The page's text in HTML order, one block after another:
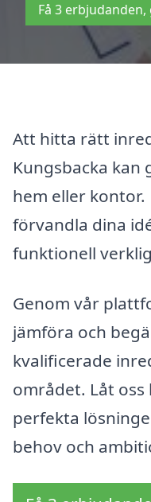
Få 3
Att hitta rätt
Kungsbacka
hem eller
förvandla dina
funktionell
Genom vår
jämföra och
kvalificerade
området. Låt
perfekta
behov och